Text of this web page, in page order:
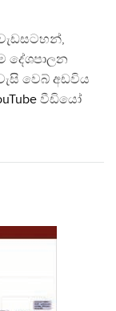
දේශපාලන
වෙබ් අඩවිය
වීඩියෝ